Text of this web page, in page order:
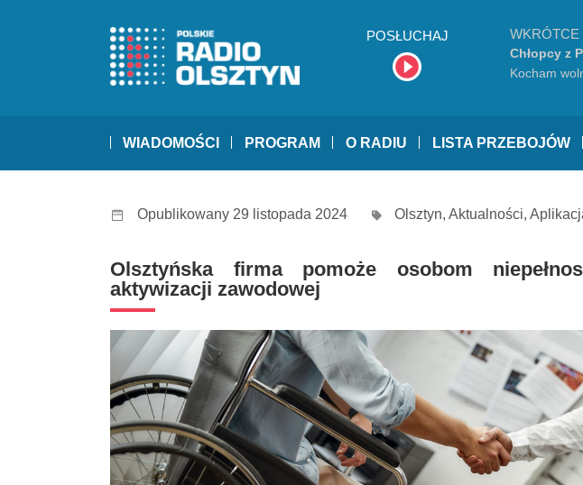
POSŁUCHAJ WKRÓTCE
Chłopcy z
Kocham
WIADOMOŚCI PROGRAM O RADIU LISTA PRZEBOJÓW
Opublikowany 29 listopada 2024 Olsztyn, Aktualności,
Olsztyńska firma pomoże osobom
aktywizacji zawodowej